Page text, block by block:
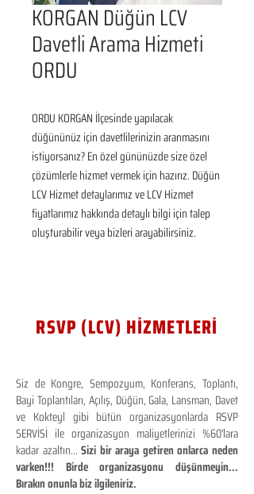
KORGAN Düğün LCV
Davetli Arama Hizmeti
ORDU
ORDU KORGAN İlçesinde yapılacak
düğününüz için davetlilerinizin aranmasını
istiyorsanız? En özel gününüzde size özel
çözümlerle hizmet vermek için hazırız. Düğün
LCV Hizmet detaylarımız ve LCV Hizmet
fiyatlarımız hakkında detaylı bilgi için talep
oluşturabilir veya bizleri arayabilirsiniz.
RSVP (LCV) HİZMETLERİ
Siz de Kongre, Sempozyum, Konferans, Toplantı,
Bayi Toplantıları, Açılış, Düğün, Gala, Lansman, Davet
ve Kokteyl gibi bütün organizasyonlarda RSVP
SERVİSİ ile organizasyon maliyetlerinizi %60'lara
kadar azaltın...Sizi bir araya getiren onlarca neden
varken!!! Birde organizasyonu düşünmeyin...
Bırakın onunla biz ilgileniriz.